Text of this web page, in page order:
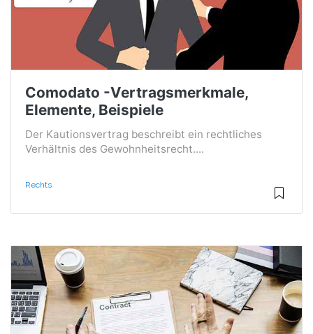
Comodato -Vertragsmerkmale,
Elemente, Beispiele
Der Kautionsvertrag beschreibt ein rechtliches
Verhältnis des Gewohnheitsrecht....
Rechts